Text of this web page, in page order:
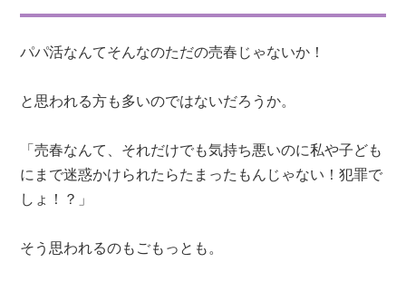
パパ活なんてそんなのただの売春じゃないか！
と思われる方も多いのではないだろうか。
「売春なんて、それだけでも気持ち悪いのに私や子ども
にまで迷惑かけられたらたまったもんじゃない！犯罪で
しょ！？」
そう思われるのもごもっとも。